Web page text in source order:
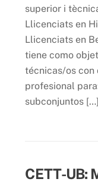
superior i
Llicenciats en
Llicenciats en
tiene como
técnicas/os
profesional
subconjuntos […]
CETT-UB: